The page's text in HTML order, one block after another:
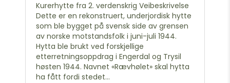
Kurerhytte fra 2. verdenskrig Veibeskrivelse
Dette er en rekonstruert, underjordisk hytte
som ble bygget på svensk side av grensen
av norske motstandsfolk i juni-juli 1944.
Hytta ble brukt ved forskjellige
etterretningsoppdrag i Engerdal og Trysil
høsten 1944. Navnet «Rævhølet» skal hytta
ha fått fordi stedet...